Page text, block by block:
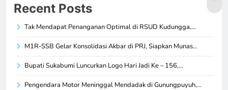
Recent Posts
Tak Mendapat Penanganan Optimal di RSUD Kudungga,…
M1R-SSB Gelar Konsolidasi Akbar di PRJ, Siapkan Munas…
Bupati Sukabumi Luncurkan Logo Hari Jadi Ke – 156,…
Pengendara Motor Meninggal Mendadak di Gunungpuyuh,…